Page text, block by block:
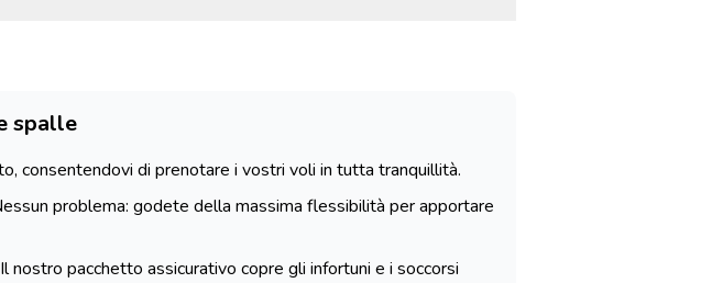
spalle
consentendovi di prenotare i vostri voli in tutta tranquillità.
problema: godete della massima flessibilità per apportare
nostro pacchetto assicurativo copre gli infortuni e i soccorsi